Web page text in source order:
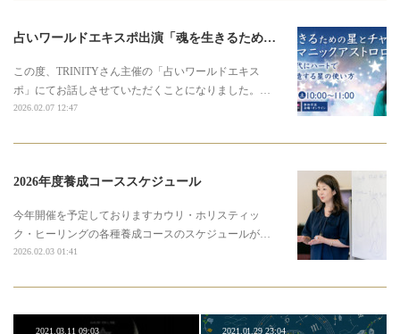
占いワールドエキスポ出演「魂を生きるための星とチャクラのシャーマニックアストロロジー」
この度、TRINITYさん主催の「占いワールドエキス
ポ」にてお話しさせていただくことになりました。…
2026.02.07 12:47
2026年度養成コーススケジュール
今年開催を予定しておりますカウリ・ホリスティッ
ク・ヒーリングの各種養成コースのスケジュールが…
2026.02.03 01:41
2021.03.11 09:03 2021.01.29 23:04